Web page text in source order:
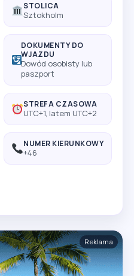
STOLICA
Sztokholm
DOKUMENTY DO
WJAZDU
Dowód osobisty lub
paszport
STREFA CZASOWA
UTC+1, latem UTC+2
NUMER KIERUNKOWY
+46
Reklama